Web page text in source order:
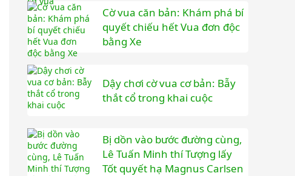
Cờ vua căn bản: Khám phá bí
quyết chiếu hết Vua đơn độc
bằng Xe
Dậy chơi cờ vua cơ bản: Bẫy
thắt cổ trong khai cuộc
Bị dồn vào bước đường cùng,
Lê Tuấn Minh thí Tượng lấy
Tốt quyết hạ Magnus Carlsen